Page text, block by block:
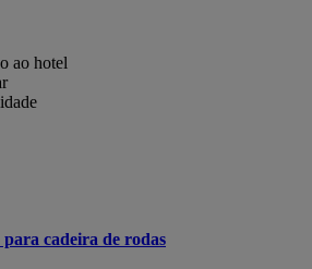
ao hotel
para cadeira de rodas